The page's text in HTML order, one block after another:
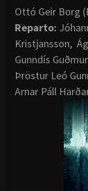
Ottó Geir Borg
Reparto:
Kristjansson,
Gunndís
Þröstur Leó
Arnar Páll